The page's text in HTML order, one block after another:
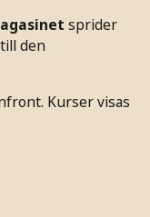
sprider
den
Kurser visas